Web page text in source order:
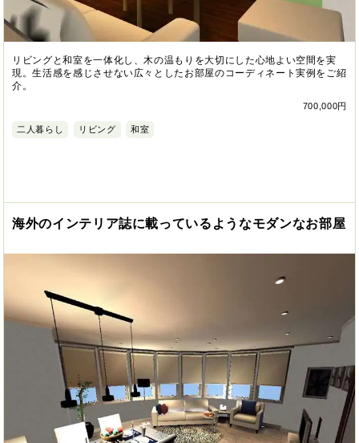
リビングと和室を一体化し、木の温もりを大切にした心地よい空間を実
現。生活感を感じさせない広々としたお部屋のコーディネート実例をご紹
介。
700,000円
二人暮らし リビング 和室
海外のインテリア誌に載っているようなモダンなお部屋